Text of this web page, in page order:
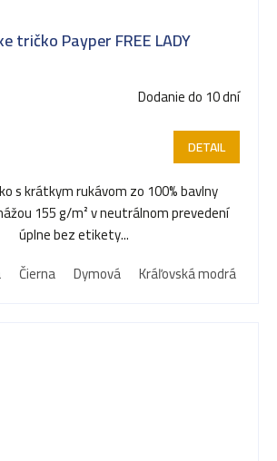
tričko Payper FREE LADY
Dodanie do 10 dní
DETAIL
s krátkym rukávom zo 100% bavlny
155 g/m² v neutrálnom prevedení
úplne bez etikety...
Čierna Dymová Kráľovská modrá